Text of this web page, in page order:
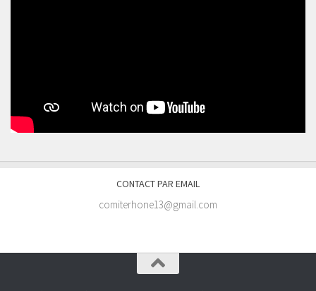
CONTACT PAR EMAIL
comiterhone13@gmail.com